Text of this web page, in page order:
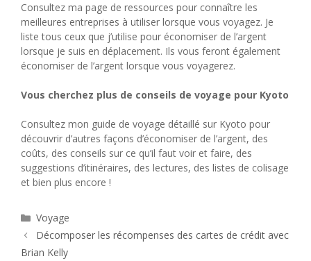
Consultez ma page de ressources pour connaître les
meilleures entreprises à utiliser lorsque vous voyagez. Je
liste tous ceux que j’utilise pour économiser de l’argent
lorsque je suis en déplacement. Ils vous feront également
économiser de l’argent lorsque vous voyagerez.
Vous cherchez plus de conseils de voyage pour Kyoto
Consultez mon guide de voyage détaillé sur Kyoto pour
découvrir d’autres façons d’économiser de l’argent, des
coûts, des conseils sur ce qu’il faut voir et faire, des
suggestions d’itinéraires, des lectures, des listes de colisage
et bien plus encore !
Catégories
Voyage
Décomposer les récompenses des cartes de crédit avec
Brian Kelly